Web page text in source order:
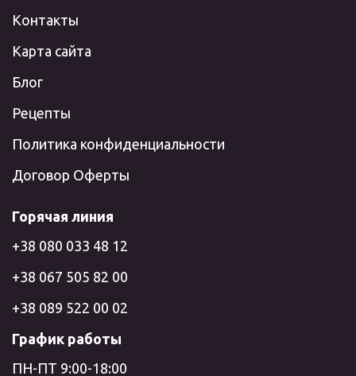
Контакты
Карта сайта
Блог
Рецепты
Политика конфиденциальности
Договор Оферты
Горячая линия
+38 080 033 48 12
+38 067 505 82 00
+38 089 522 00 02
График работы
ПН-ПТ 9:00-18:00